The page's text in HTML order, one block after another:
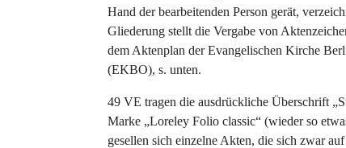
Hand der bearbeitenden Person gerät,
Gliederung stellt die Vergabe von
dem Aktenplan der Evangelischen Kirche
(EKBO), s. unten.
49 VE tragen die ausdrückliche Überschrift
Marke „Loreley Folio classic“ (wieder so
gesellen sich einzelne Akten, die sich zwar